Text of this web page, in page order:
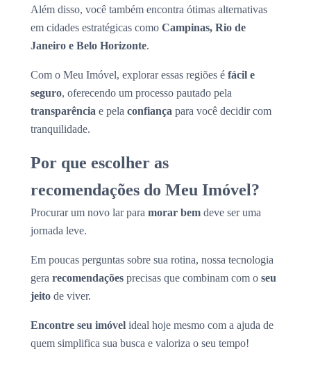
Além disso, você também encontra ótimas alternativas
em cidades estratégicas como Campinas, Rio de
Janeiro e Belo Horizonte.
Com o Meu Imóvel, explorar essas regiões é fácil e
seguro, oferecendo um processo pautado pela
transparência e pela confiança para você decidir com
tranquilidade.
Por que escolher as
recomendações do Meu Imóvel?
Procurar um novo lar para morar bem deve ser uma
jornada leve.
Em poucas perguntas sobre sua rotina, nossa tecnologia
gera recomendações precisas que combinam com o seu
jeito de viver.
Encontre seu imóvel ideal hoje mesmo com a ajuda de
quem simplifica sua busca e valoriza o seu tempo!